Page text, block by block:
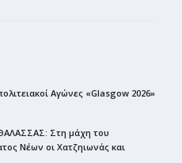
Αγώνες «Glasgow 2026»
Στη μάχη του
Νέων οι Χατζηιωνάς και